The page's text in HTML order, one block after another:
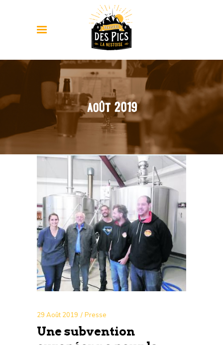
août 2019
29 Août 2019 Presse
Une subvention